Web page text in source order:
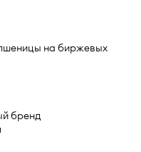
на биржевых
бренд